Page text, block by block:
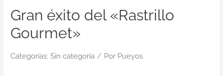
Apoyo personal y familiar
Espacio de bienestar
Responsabilidad social
Gran éxito del «Rastrillo
Gourmet»
Categorías: Sin categoría / Por Pueyos